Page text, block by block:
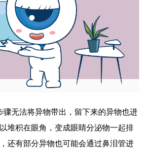
无法将异物带出，留下来的异物也进
堆积在眼角，变成眼睛分泌物一起排
还有部分异物也可能会通过鼻泪管进